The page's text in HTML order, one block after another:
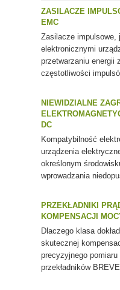
ZASILACZE
EMC
Zasilacze impulsowe,
elektronicznymi
przetwarzaniu energii
częstotliwości
NIEWIDZIALNE
DC
Kompatybilność
urządzenia
określonym
wprowadzania
PRZEKŁADNIKI
KOMPENSACJI
Dlaczego klasa
skutecznej
precyzyjnego
przekładników